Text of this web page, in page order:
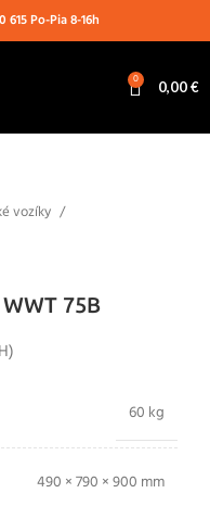
615 Po-Pia 8-16h
0 0,00€
vozíky
75B
60 kg
490 × 790 × 900 mm